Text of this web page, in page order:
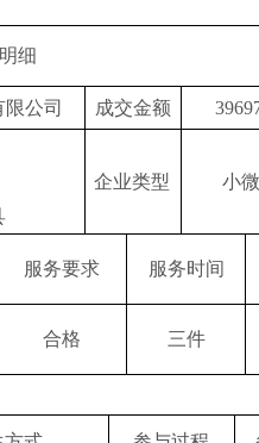
细
公司 成交金额
企业类型 小
服务要求 服务时间
合格 三件